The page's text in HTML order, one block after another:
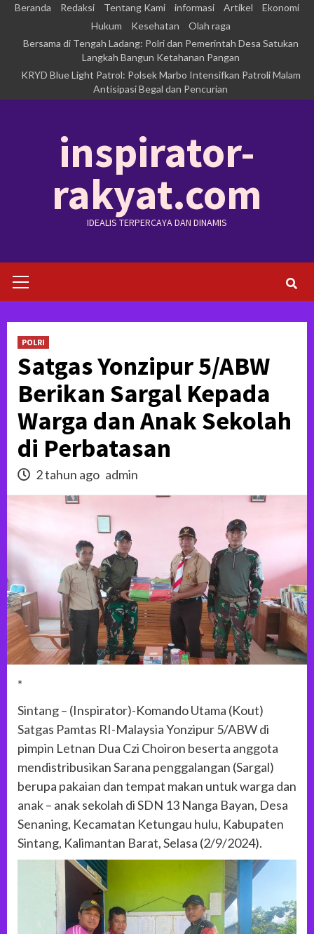
Skip
content
Beranda Redaksi Tentang Kami informasi Artikel
Ekonomi
Hukum
Kesehatan
Olah raga
Bersama di Tengah Ladang: Polri dan Pemerintah Desa Satukan
Langkah Bangun Ketahanan Pangan
KRYD Blue Light Patrol: Polsek Marbo Intensifkan Patroli Malam
Antisipasi Begal dan Pencurian
inspirator-
rakyat.com
IDEALIS TERPERCAYA DAN DINAMIS
Menu
POLRI
Satgas Yonzipur 5/ABW
Berikan Sargal Kepada
Warga dan Anak Sekolah
di Perbatasan
2 tahun ago admin
*
Sintang – (Inspirator)-Komando Utama (Kout)
Satgas Pamtas RI-Malaysia Yonzipur 5/ABW di
pimpin Letnan Dua Czi Choiron beserta anggota
mendistribusikan Sarana penggalangan (Sargal)
berupa pakaian dan tempat makan untuk warga dan
anak – anak sekolah di SDN 13 Nanga Bayan, Desa
Senaning, Kecamatan Ketungau hulu, Kabupaten
Sintang, Kalimantan Barat, Selasa (2/9/2024).